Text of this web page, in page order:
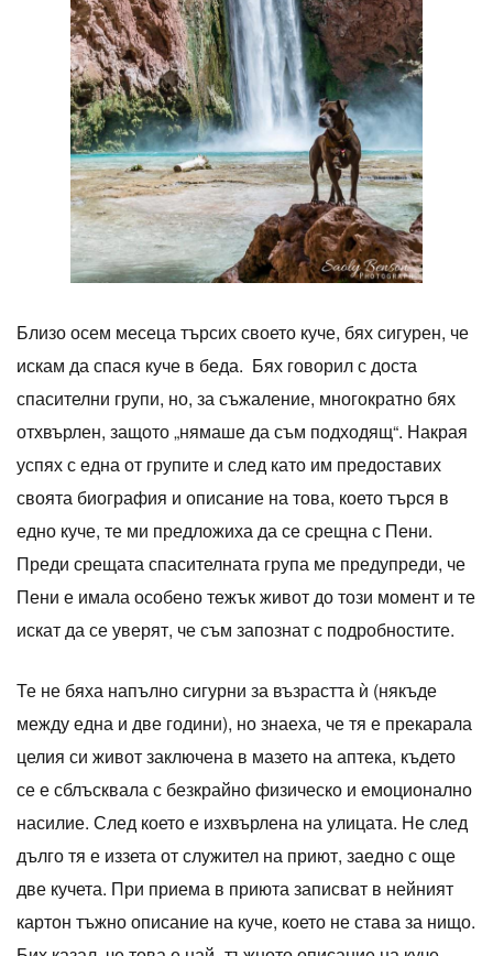
Близо осем месеца търсих своето куче, бях сигурен, че
искам да спася куче в беда. Бях говорил с доста
спасителни групи, но, за съжаление, многократно бях
отхвърлен, защото „нямаше да съм подходящ“. Накрая
успях с една от групите и след като им предоставих
своята биография и описание на това, което търся в
едно куче, те ми предложиха да се срещна с Пени.
Преди срещата спасителната група ме предупреди, че
Пени е имала особено тежък живот до този момент и те
искат да се уверят, че съм запознат с подробностите.
Те не бяха напълно сигурни за възрастта ѝ (някъде
между една и две години), но знаеха, че тя е прекарала
целия си живот заключена в мазето на аптека, където
се е сблъсквала с безкрайно физическо и емоционално
насилие. След което е изхвърлена на улицата. Не след
дълго тя е иззета от служител на приют, заедно с още
две кучета. При приема в приюта записват в нейният
картон тъжно описание на куче, което не става за нищо.